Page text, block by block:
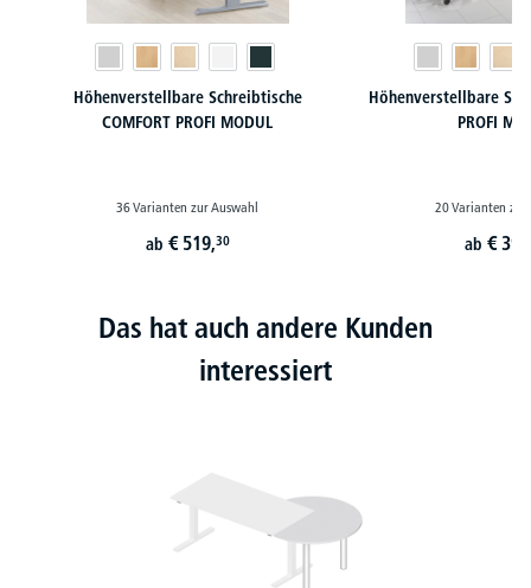
Höhenverstellbare Schreibtische
COMFORT PROFI MODUL
36 Varianten zur Auswahl
ab € 519,30
Höhenverstellbare
PROFI
20 Varianten zur
ab €
Das hat auch andere Kunden
interessiert